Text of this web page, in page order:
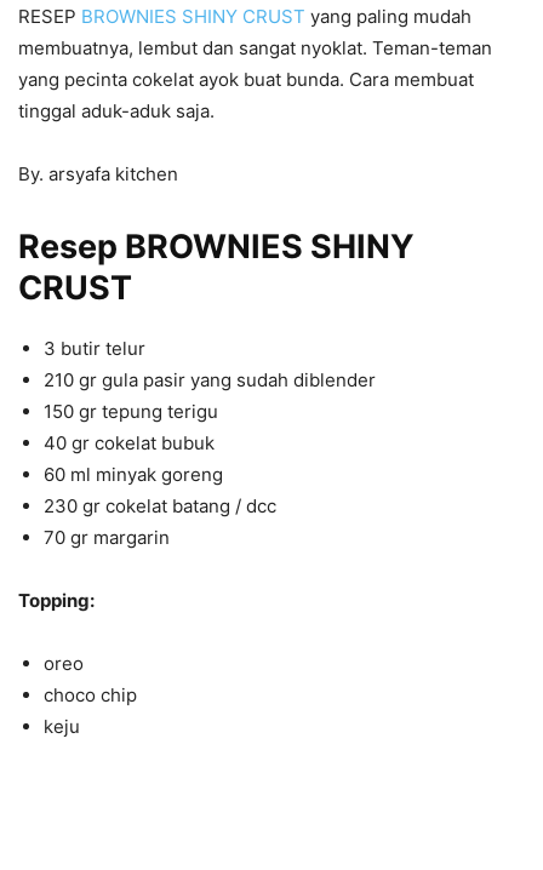
RESEP BROWNIES SHINY CRUST yang paling mudah
membuatnya, lembut dan sangat nyoklat. Teman-teman
yang pecinta cokelat ayok buat bunda. Cara membuat
tinggal aduk-aduk saja.
By. arsyafa kitchen
Resep BROWNIES SHINY
CRUST
3 butir telur
210 gr gula pasir yang sudah diblender
150 gr tepung terigu
40 gr cokelat bubuk
60 ml minyak goreng
230 gr cokelat batang / dcc
70 gr margarin
Topping:
oreo
choco chip
keju